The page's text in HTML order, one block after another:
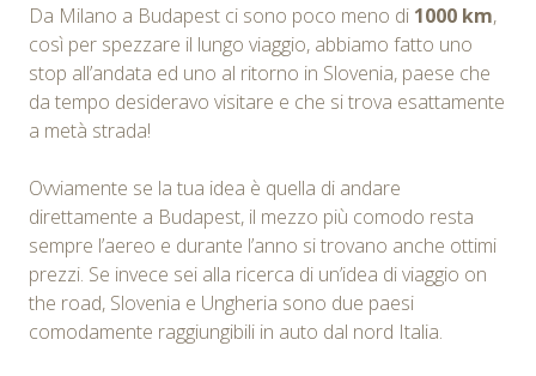
Da Milano a Budapest ci sono poco meno di 1000 km,
così per spezzare il lungo viaggio, abbiamo fatto uno
stop all’andata ed uno al ritorno in Slovenia, paese che
da tempo desideravo visitare e che si trova esattamente
a metà strada!
Ovviamente se la tua idea è quella di andare
direttamente a Budapest, il mezzo più comodo resta
sempre l’aereo e durante l’anno si trovano anche ottimi
prezzi. Se invece sei alla ricerca di un’idea di viaggio on
the road, Slovenia e Ungheria sono due paesi
comodamente raggiungibili in auto dal nord Italia.